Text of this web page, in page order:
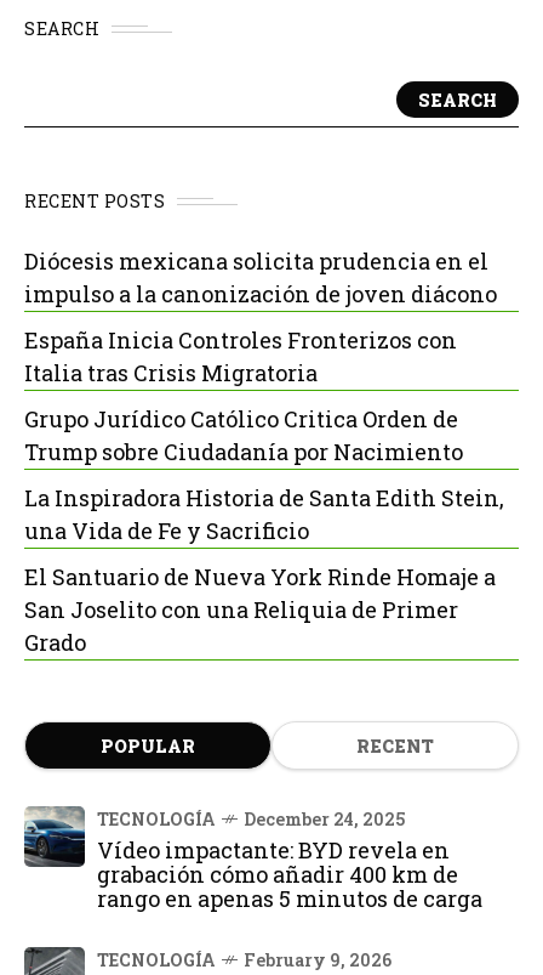
SEARCH
SEARCH
RECENT POSTS
Diócesis mexicana solicita prudencia en el
impulso a la canonización de joven diácono
España Inicia Controles Fronterizos con
Italia tras Crisis Migratoria
Grupo Jurídico Católico Critica Orden de
Trump sobre Ciudadanía por Nacimiento
La Inspiradora Historia de Santa Edith Stein,
una Vida de Fe y Sacrificio
El Santuario de Nueva York Rinde Homaje a
San Joselito con una Reliquia de Primer
Grado
POPULAR RECENT
TECNOLOGÍA December 24, 2025
Vídeo impactante: BYD revela en
grabación cómo añadir 400 km de
rango en apenas 5 minutos de carga
TECNOLOGÍA February 9, 2026